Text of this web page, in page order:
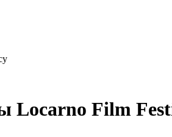
Locarno Film